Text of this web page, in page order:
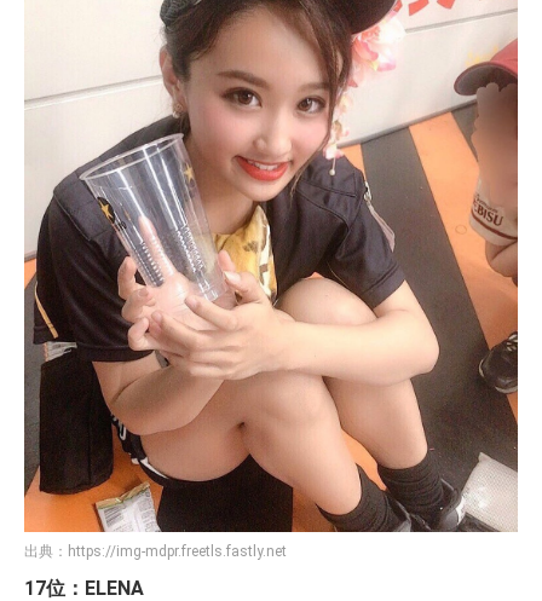
出典： https://img-mdpr.freetls.fastly.net
17位：ELENA